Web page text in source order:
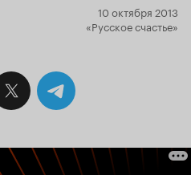
10 октября 2013
«Русское счастье»